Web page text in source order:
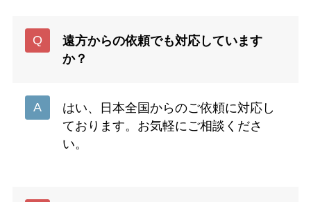
遠方からの依頼でも対応しています
か？
はい、日本全国からのご依頼に対応し
ております。お気軽にご相談くださ
い。